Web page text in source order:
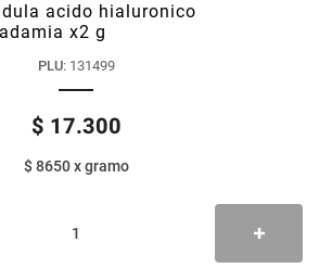
acido hialuronico
x2 g
PLU: 131499
$ 17.300
$ 8650xgramo